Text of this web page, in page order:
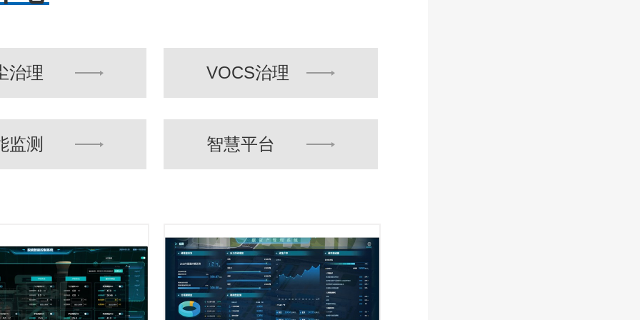
治理 VOCS治理
监测 智慧平台